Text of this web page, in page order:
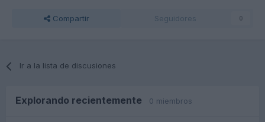
Compartir Seguidores 0
Ir a la lista de discusiones
Explorando recientemente 0 miembros